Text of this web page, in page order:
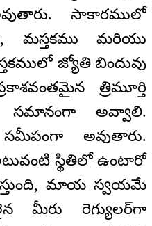
సాకారములో
మస్తకము మరియు
జ్యోతి బిందువు
త్రిమూర్తి
సమానంగా అవ్వాలి.
అవుతారు.
స్థితిలో ఉంటారో
మాయ స్వయమే
మీరు రెగ్యులర్‌గా